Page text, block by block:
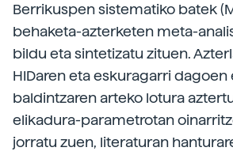
Berrikuspen sistematiko batek
behaketa-azterketen meta-
bildu eta sintetizatu zituen.
HIDaren eta eskuragarri
baldintzaren arteko lotura
elikadura-parametrotan
jorratu zuen, literaturan